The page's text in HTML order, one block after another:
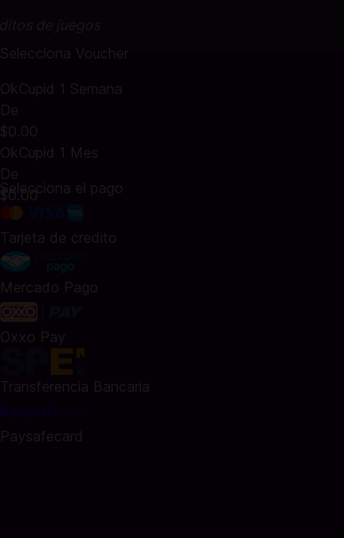
Selecciona Voucher
OkCupid 1 Semana
De
$0.00
OkCupid 1 Mes
De
$0.00
Selecciona el pago
Tarjeta de credito
Mercado Pago
Oxxo Pay
Transferencia Bancaria
Paysafecard